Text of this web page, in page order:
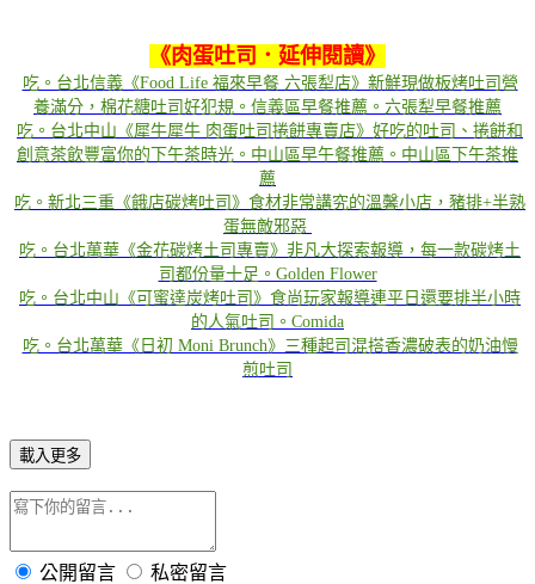
《肉蛋吐司．延伸閱讀》
吃。台北信義《Food Life 福來早餐 六張犁店》新鮮現做板烤吐司營
養滿分，棉花糖吐司好犯規。信義區早餐推薦。六張犁早餐推薦
吃。台北中山《犀牛犀牛 肉蛋吐司捲餅專賣店》好吃的吐司、捲餅和
創意茶飲豐富你的下午茶時光。中山區早午餐推薦。中山區下午茶推
薦
吃。新北三重《餓店碳烤吐司》食材非常講究的溫馨小店，豬排+半熟
蛋無敵邪惡​​​​​​
吃。台北萬華《金花碳烤土司專賣》非凡大探索報導，每一款碳烤土
司都份量十足。Golden Flower
吃。台北中山《可蜜達炭烤吐司》食尚玩家報導連平日還要排半小時
的人氣吐司。Comida
吃。台北萬華《日初 Moni Brunch》三種起司混搭香濃破表的奶油慢
煎吐司
載入更多
公開留言 私密留言